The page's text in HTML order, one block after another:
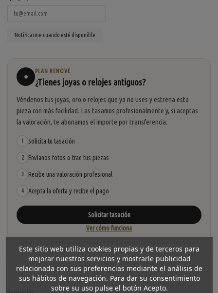
✦
PLAN RENOVE
¿Tienes joyas o relojes antiguos?
Véndenos tus joyas, oro o relojes que ya no uses y estrena esta
pieza con más facilidad. Las tasamos profesionalmente y, si aceptas
la valoración, te abonamos el importe por transferencia.
1 Solicita tu tasación
2 Envíanos fotos o trae tus piezas
3 Recibe una valoración profesional
4 Acepta la oferta y recibe el pago
Solicitar tasación
Ver cómo funciona
No se descuenta automáticamente del carrito.
Este sitio web utiliza cookies propias y de terceros para
mejorar nuestros servicios y mostrarle publicidad
relacionada con sus preferencias mediante el análisis de
sus hábitos de navegación. Para dar su consentimiento
sobre su uso pulse el botón Acepto.